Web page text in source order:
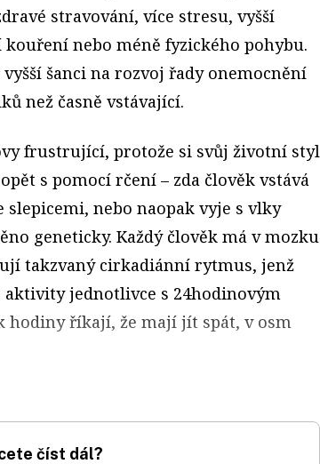
stravování, více stresu, vyšší
nebo méně fyzického pohybu.
šanci na rozvoj řady onemocnění
než časně vstávající.
frustrující, protože si svůj životní styl
s pomocí rčení – zda člověk vstává
slepicemi, nebo naopak vyje s vlky
geneticky. Každý člověk má v mozku
takzvaný cirkadiánní rytmus, jenž
aktivity jednotlivce s 24hodinovým
hodiny říkají, že mají jít spát, v osm
číst dál?